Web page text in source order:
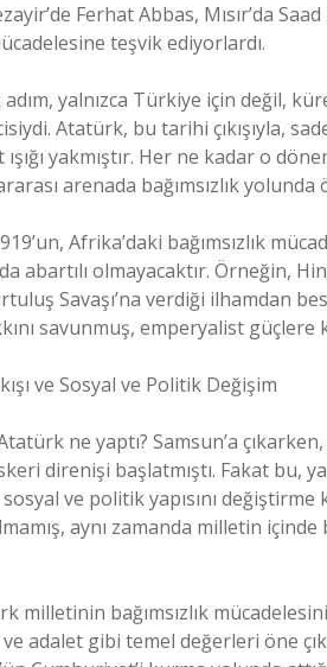
Ferhat Abbas, Mısır’da
teşvik ediyorlardı.
adım, yalnızca Türkiye için değil,
Atatürk, bu tarihi çıkışıyla,
yakmıştır. Her ne kadar o
arenada bağımsızlık
Afrika’daki bağımsızlık
abartılı olmayacaktır. Örneğin,
Savaşı’na verdiği ilhamdan
savunmuş, emperyalist güçlere
ve Sosyal ve Politik Değişim
Atatürk ne yaptı? Samsun’a
direnişi başlatmıştı. Fakat bu,
ve politik yapısını değiştirme
aynı zamanda milletin
milletinin bağımsızlık
adalet gibi temel değerleri öne